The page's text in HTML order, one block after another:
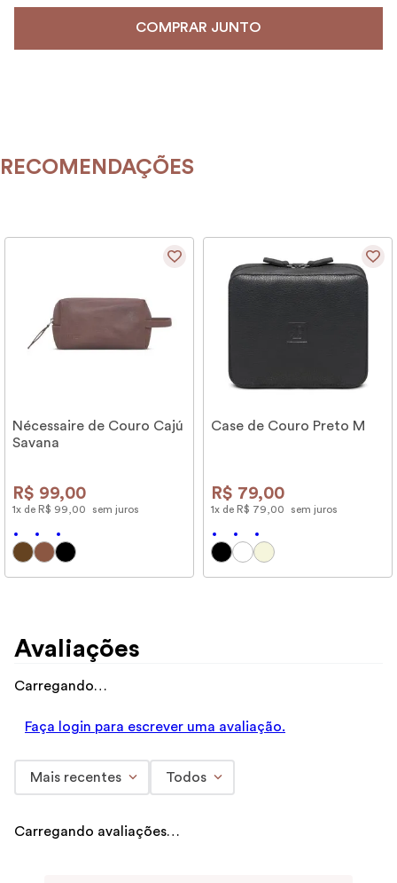
COMPRAR JUNTO
RECOMENDAÇÕES
Nécessaire de Couro Cajú
Savana
R$ 99,00
1x de R$ 99 00 sem juros
Case de Couro Preto M
R$ 79,00
1x de R$ 79 00 sem juros
Avaliações
Carregando…
Faça login para escrever uma avaliação.
Mais recentes Todos
Carregando avaliações…